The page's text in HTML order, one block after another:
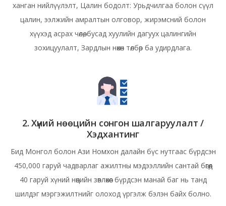
ханган нийлүүлэлт, Цалин бодолт: Урьдчилгаа болон сүүл
цалин, ээлжийн амралтын олговор, жирэмсний болон
хүүхэд асрах чөлөө, бусад хуулийн дагуух цалингийн
зохицуулалт, Зардлын нөхөн төлбөр ба удирдлага.
2. Хүний нөөцийн сонгон шалгаруулалт /
Хэдхантинг
Бид Монгол болон Ази Номхон далайн бүс нутгаас бүрдсэн
450,000 гаруй чадварлаг ажилтны мэдээллийн сантай бөгөөд
40 гаруй хүний нөөцийн зөвлөхөөс бүрдсэн манай баг нь танд
шилдэг мэргэжилтнийг олоход үргэлж бэлэн байх болно.